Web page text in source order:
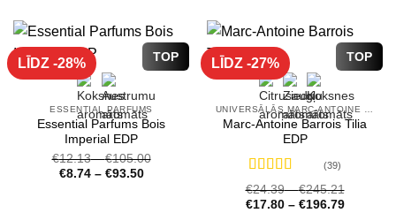
TOP
LĪDZ -28%
ESSENTIAL PARFUMS
Essential Parfums Bois
Imperial EDP
€12.13–€105.00
€8.74– €93.50
TOP
LĪDZ -27%
Marc-Antoine Barrois Tilia
EDP
Novērtēts
ar4.72 no 5
(39)
€24.39–€245.21
€17.80– €196.79